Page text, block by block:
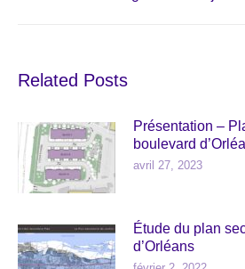
Related Posts
Présentation –
boulevard
avril 27, 2023
Étude du plan
d’Orléans